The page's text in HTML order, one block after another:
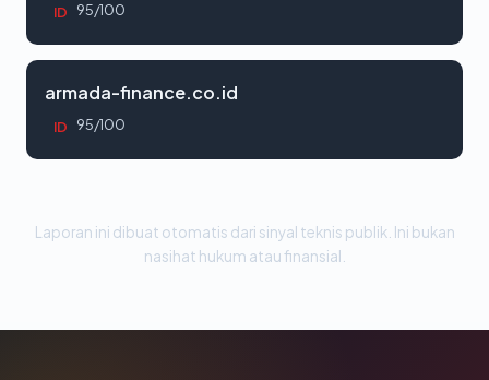
ID 95/100
armada-finance.co.id
ID 95/100
Laporan ini dibuat otomatis dari sinyal teknis publik. Ini bukan
nasihat hukum atau finansial.